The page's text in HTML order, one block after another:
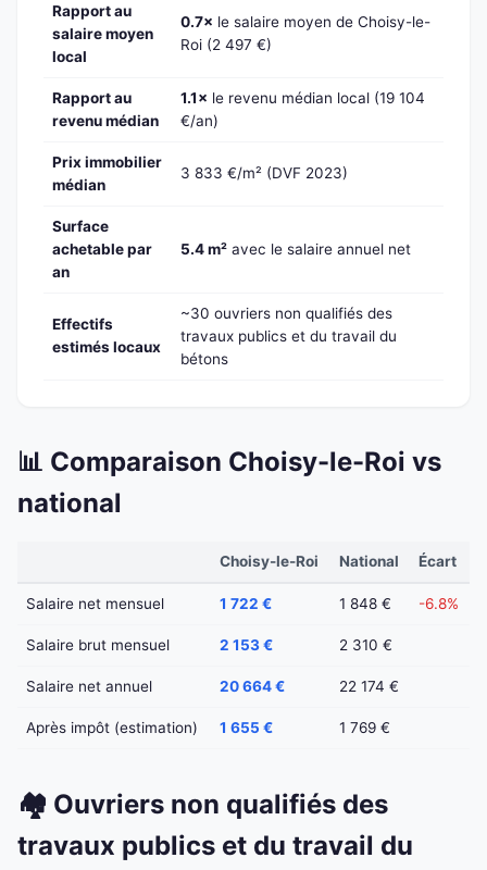
Rapport au
salaire moyen
local
0.7× le salaire moyen de Choisy-le-
Roi (2 497 €)
Rapport au
revenu médian
1.1× le revenu médian local (19 104
€/an)
Prix immobilier
médian
3 833 €/m² (DVF 2023)
Surface
achetable par
an
5.4 m² avec le salaire annuel net
Effectifs
estimés locaux
~30 ouvriers non qualifiés des
travaux publics et du travail du
bétons
📊 Comparaison Choisy-le-Roi vs
national
Choisy-le-Roi National Écart
Salaire net mensuel 1 722 € 1 848 € -6.8%
Salaire brut mensuel 2 153 € 2 310 €
Salaire net annuel 20 664 € 22 174 €
Après impôt (estimation) 1 655 € 1 769 €
🏘️ Ouvriers non qualifiés des
travaux publics et du travail du